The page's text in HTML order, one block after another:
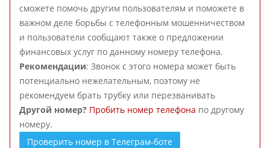
сможете помочь другим пользователям и поможете в
важном деле борьбы с телефонным мошенничеством
и пользователи сообщают также о предложении
финансовых услуг по данному номеру телефона.
Рекомендации: Звонок с этого номера может быть
потенциально нежелательным, поэтому не
рекомендуем брать трубку или перезванивать
Другой номер? Пробить номер телефона по другому
номеру.
Проверить номер в Телеграм-боте